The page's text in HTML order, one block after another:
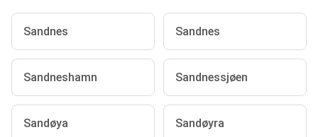
Sandnes Sandnes
Sandneshamn Sandnessjøen
Sandøya Sandøyra